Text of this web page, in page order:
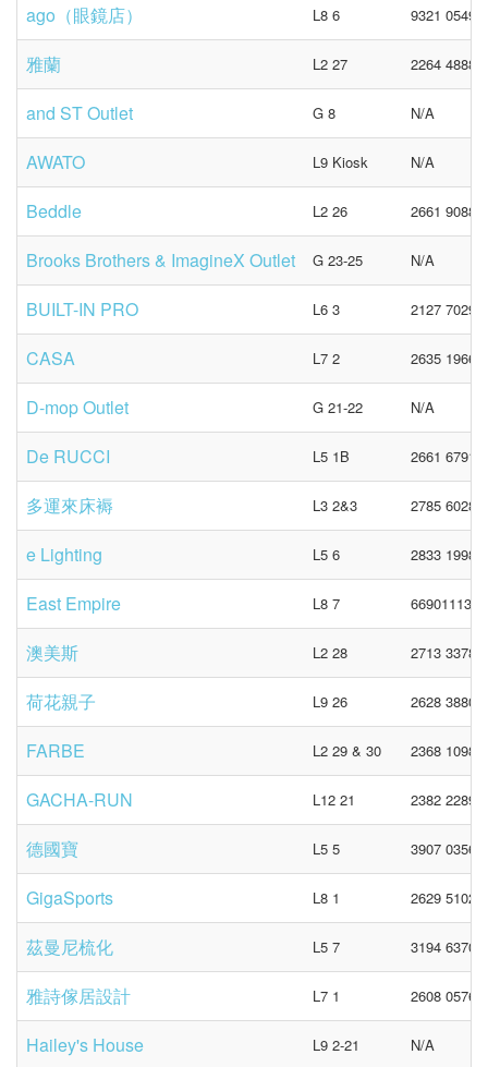
ago（眼鏡店） L8 6 9321 0549
雅蘭 L2 27 2264 4888
and ST Outlet G 8 N/A
AWATO L9 Kiosk N/A
Beddle L2 26 2661 9088
Brooks Brothers & ImagineX Outlet G 23-25 N/A
BUILT-IN PRO L6 3 2127 7029
CASA L7 2 2635 1966
D-mop Outlet G 21-22 N/A
De RUCCI L5 1B 2661 6791
多運來床褥 L3 2&3 2785 6028
e Lighting L5 6 2833 1998
East Empire L8 7 66901113 /
澳美斯 L2 28 2713 3378
荷花親子 L9 26 2628 3880
FARBE L2 29 & 30 2368 1098
GACHA-RUN L12 21 2382 2289
德國寶 L5 5 3907 0356
GigaSports L8 1 2629 5102
茲曼尼梳化 L5 7 3194 6370
雅詩傢居設計 L7 1 2608 0576
Hailey's House L9 2-21 N/A